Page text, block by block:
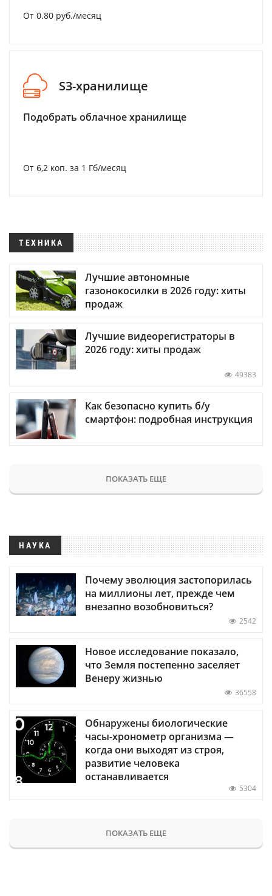
От 0.80 руб./месяц
S3-хранилище
Подобрать облачное хранилище
От 6,2 коп. за 1 Гб/месяц
ТЕХНИКА
Лучшие автономные
газонокосилки в 2026 году: хиты
продаж
Лучшие видеорегистраторы в
2026 году: хиты продаж
49383
Как безопасно купить б/у
смартфон: подробная инструкция
ПОКАЗАТЬ ЕЩЕ
НАУКА
Почему эволюция застопорилась
на миллионы лет, прежде чем
внезапно возобновиться?
2542
Новое исследование показало,
что Земля постепенно заселяет
Венеру жизнью
36558
Обнаружены биологические
часы-хронометр организма —
когда они выходят из строя,
развитие человека
останавливается
5304
ПОКАЗАТЬ ЕЩЕ